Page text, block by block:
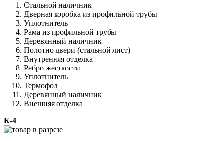
Стальной наличник
Дверная коробка из профильной трубы
Уплотнитель
Рама из профильной трубы
Деревянный наличник
Полотно двери (стальной лист)
Внутренняя отделка
Ребро жесткости
Уплотнитель
Термофол
Деревянный наличник
Внешняя отделка
К-4